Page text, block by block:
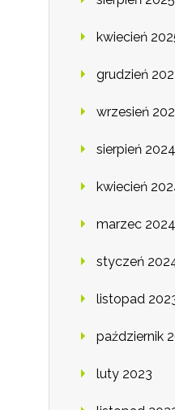
kwiecień
grudzień
wrzesień
sierpień 2024
kwiecień
marzec 2024
styczeń
listopad
październik
luty 2023